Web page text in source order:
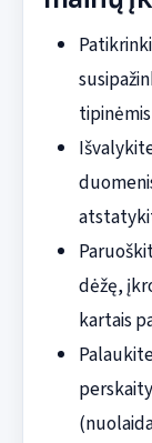
dėžę,
kartais